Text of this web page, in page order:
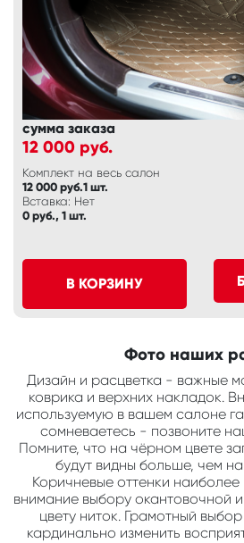
сумма заказа
12 000 руб.
Комплект на весь салон
12 000 руб.1 шт.
Вставка: Нет
0 руб., 1 шт.
В КОРЗИНУ
Фото наших
Дизайн и расцветка - важные
коврика и верхних накладок.
используемую в вашем салоне
сомневаетесь - позвоните
Помните, что на чёрном цвете
будут видны больше, чем
Коричневые оттенки наиболее
внимание выбору окантовочной
цвету ниток. Грамотный
кардинально изменить